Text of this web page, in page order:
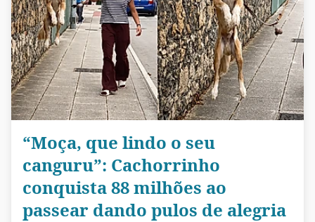
“Moça, que lindo o seu
canguru”: Cachorrinho
conquista 88 milhões ao
passear dando pulos de alegria